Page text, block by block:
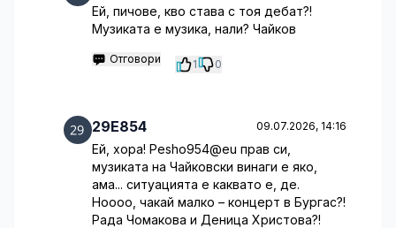
Ей, пичове, кво става с тоя дебат?!
Музиката е музика, нали? Чайков
Отговори 1 0
29E854 09.07.2026, 14:16
Ей, хора! Pesho954@eu прав си,
музиката на Чайковски винаги е яко,
ама... ситуацията е каквато е, де.
Ноооо, чакай малко – концерт в Бургас?!
Рада Чомакова и Деница Христова?!